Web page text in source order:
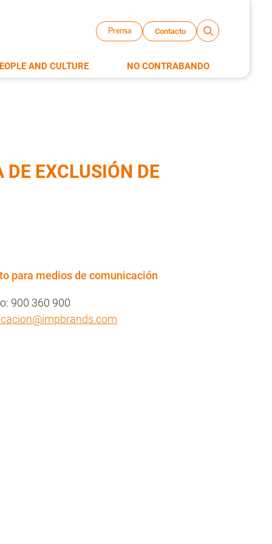
Prensa Contacto
AND CULTURE NO CONTRABANDO
DE EXCLUSIÓN DE
para medios de comunicación
900 360 900